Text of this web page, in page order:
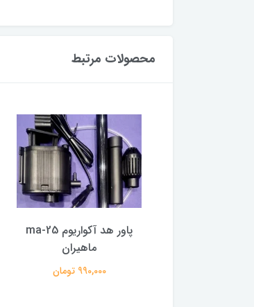
محصولات مرتبط
پاور هد آکواریوم ma-25
ماهیران
990,000 تومان